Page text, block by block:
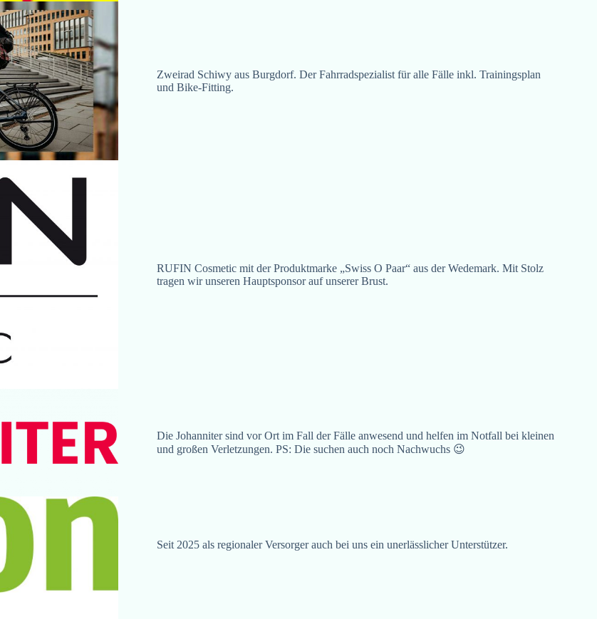
Zweirad Schiwy aus Burgdorf. Der Fahrradspezialist für alle Fälle inkl. Trainingsplan
und Bike-Fitting.
RUFIN Cosmetic mit der Produktmarke „Swiss O Paar“ aus der Wedemark. Mit Stolz
tragen wir unseren Hauptsponsor auf unserer Brust.
Die Johanniter sind vor Ort im Fall der Fälle anwesend und helfen im Notfall bei kleinen
und großen Verletzungen. PS: Die suchen auch noch Nachwuchs 😉
Seit 2025 als regionaler Versorger auch bei uns ein unerlässlicher Unterstützer.